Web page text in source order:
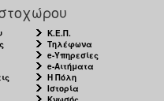
Κ.Ε.Π.
Τηλέφωνα
e-Υπηρεσίες
e-Αιτήματα
Η Πόλη
Ιστορία